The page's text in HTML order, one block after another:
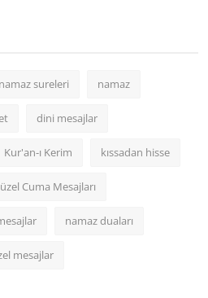
namaz sureleri namaz
dini mesajlar
Kur'an-ı Kerim kıssadan hisse
Cuma Mesajları
namaz duaları
mesajlar